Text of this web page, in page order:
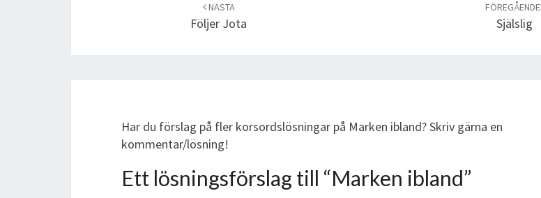
NÄSTA
Följer Jota
FÖREGÅENDE
Själslig
Har du förslag på fler korsordslösningar på Marken ibland? Skriv gärna en
kommentar/lösning!
Ett lösningsförslag till “Marken ibland”